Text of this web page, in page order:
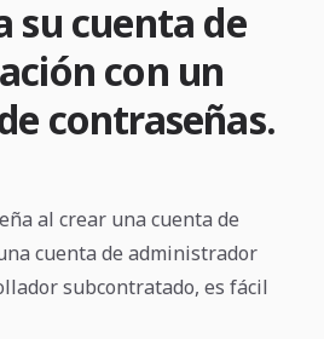
su cuenta de
con un
contraseñas.
al crear una cuenta de
cuenta de administrador
subcontratado, es fácil